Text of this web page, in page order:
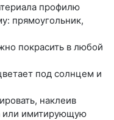
профилю
прямоугольник,
покрасить в любой
под солнцем и
наклеив
или имитирующую